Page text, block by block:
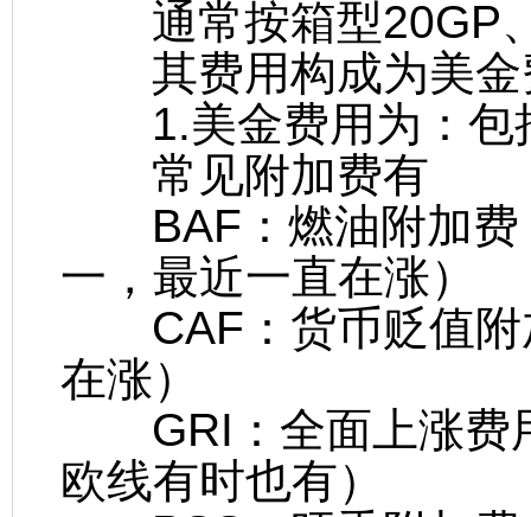
通常按箱型20GP
其费用构成为美金
1.美金费用为：包
常见附加费有
BAF：燃油附加费
一，最近一直在涨）
CAF：货币贬值附
在涨）
GRI：全面上涨费
欧线有时也有）